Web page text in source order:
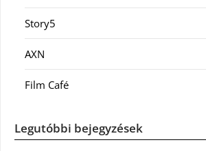
Story5
AXN
Film Café
Legutóbbi bejegyzések